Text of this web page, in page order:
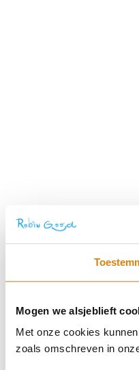
Mogen we alsjeblieft
Met onze cookies
zoals omschreven in